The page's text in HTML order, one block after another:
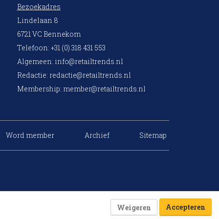
Bezoekadres
Lindelaan 8
6721 VC Bennekom
Telefoon: +31 (0) 318 431 553
Algemeen: info@retailtrends.nl
Redactie: redactie@retailtrends.nl
Membership: member@retailtrends.nl
Word member Archief Sitemap
Weigeren Accepteren